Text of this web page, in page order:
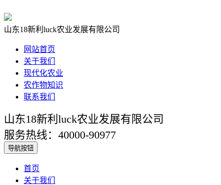
山东18新利luck农业发展有限公司
网站首页
关于我们
现代化农业
农作物知识
联系我们
山东18新利luck农业发展有限公司
服务热线：40000-90977
导航按钮
首页
关于我们